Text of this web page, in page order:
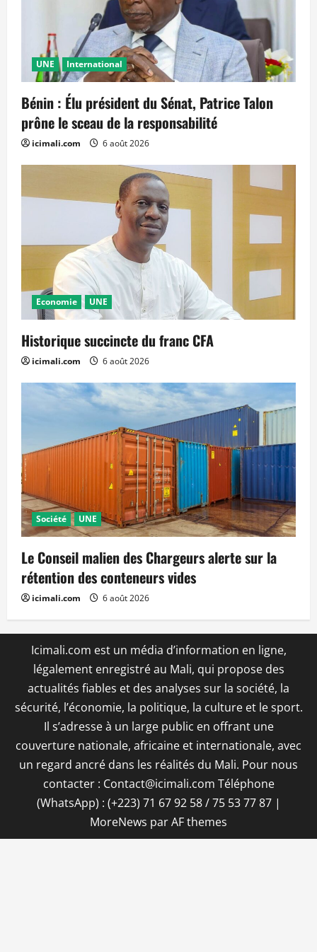
UNE International
Bénin : Élu président du Sénat, Patrice Talon
prône le sceau de la responsabilité
icimali.com 6 août 2026
Economie UNE
Historique succincte du franc CFA
icimali.com 6 août 2026
Société UNE
Le Conseil malien des Chargeurs alerte sur la
rétention des conteneurs vides
icimali.com 6 août 2026
Icimali.com est un média d’information en ligne,
légalement enregistré au Mali, qui propose des
actualités fiables et des analyses sur la société, la
sécurité, l’économie, la politique, la culture et le sport.
Il s’adresse à un large public en offrant une
couverture nationale, africaine et internationale, avec
un regard ancré dans les réalités du Mali. Pour nous
contacter : Contact@icimali.com Téléphone
(WhatsApp) : (+223) 71 67 92 58 / 75 53 77 87 |
MoreNews par AF themes